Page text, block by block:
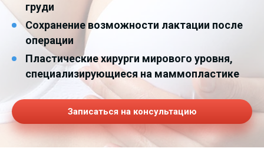
груди
Сохранение возможности лактации после
операции
Пластические хирурги мирового уровня,
специализирующиеся на маммопластике
Записаться на консультацию